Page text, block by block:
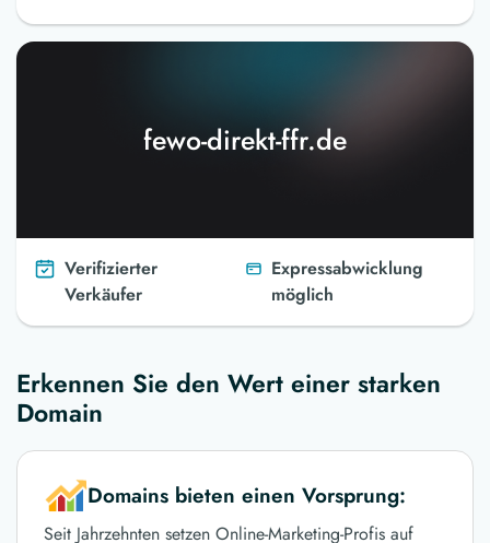
fewo-direkt-ffr.de
Verifizierter
Verkäufer
Expressabwicklung
möglich
Erkennen Sie den Wert einer starken
Domain
Domains bieten einen Vorsprung:
Seit Jahrzehnten setzen Online-Marketing-Profis auf